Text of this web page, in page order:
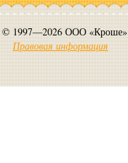
© 1997—2026 ООО «Кроше»
Правовая информация